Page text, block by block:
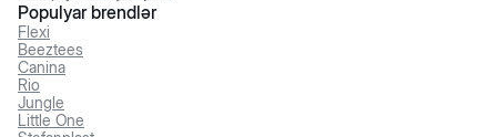
Populyar brendlər
Flexi
Beeztees
Canina
Rio
Jungle
Little One